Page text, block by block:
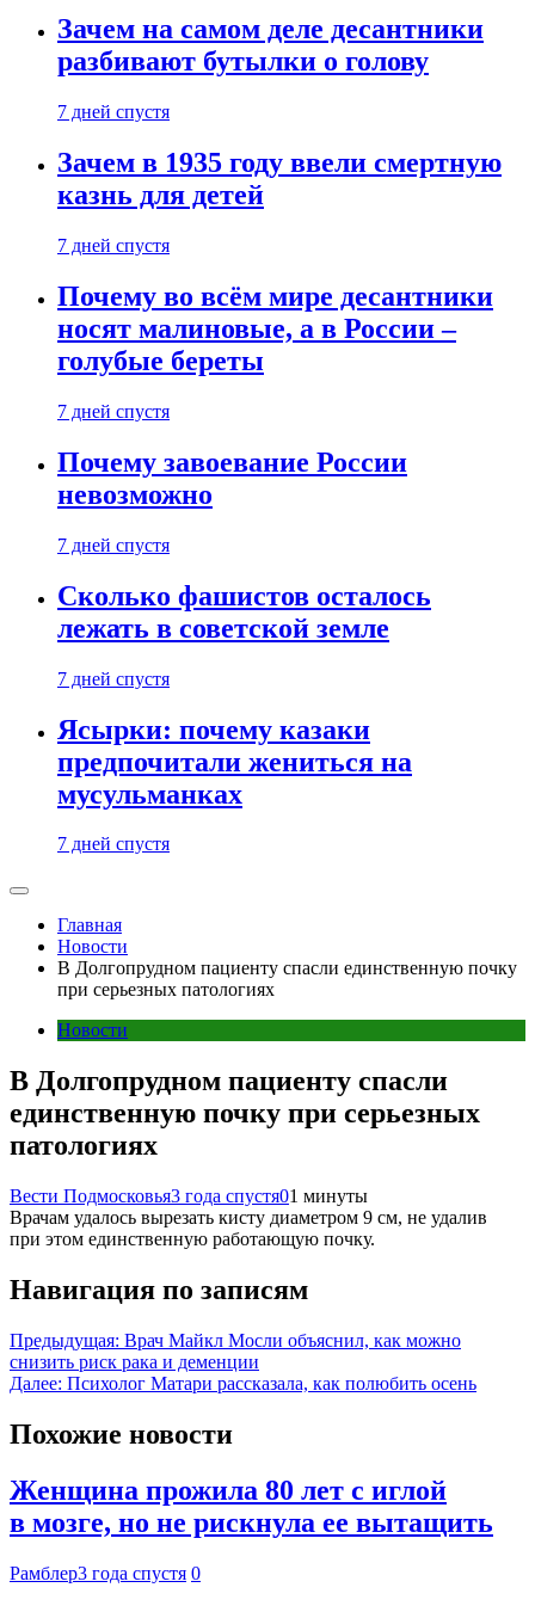
Зачем на самом деле десантники
разбивают бутылки о голову
7 дней спустя
Зачем в 1935 году ввели смертную
казнь для детей
7 дней спустя
Почему во всём мире десантники
носят малиновые, а в России –
голубые береты
7 дней спустя
Почему завоевание России
невозможно
7 дней спустя
Сколько фашистов осталось
лежать в советской земле
7 дней спустя
Ясырки: почему казаки
предпочитали жениться на
мусульманках
7 дней спустя
Главная
Новости
В Долгопрудном пациенту спасли единственную почку
при серьезных патологиях
Новости
В Долгопрудном пациенту спасли
единственную почку при серьезных
патологиях
Вести Подмосковья3 года спустя01 минуты
Врачам удалось вырезать кисту диаметром 9 см, не удалив
при этом единственную работающую почку.
Навигация по записям
Предыдущая: Врач Майкл Мосли объяснил, как можно
снизить риск рака и деменции
Далее: Психолог Матари рассказала, как полюбить осень
Похожие новости
Женщина прожила 80 лет с иглой
в мозге, но не рискнула ее вытащить
Рамблер3 года спустя 0